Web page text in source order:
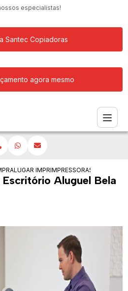
especialistas!
Santec Copiadoras
agora mesmo
ALUGAR IMPRESSORAS PARA SERVICOS
IMPRESSORAS PARA
Aluguel Bela